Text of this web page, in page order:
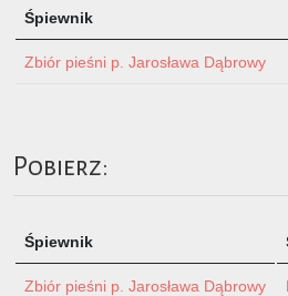
Śpiewnik
Zbiór pieśni p. Jarosława Dąbrowy
Pobierz:
Śpiewnik
Zbiór pieśni p. Jarosława Dąbrowy